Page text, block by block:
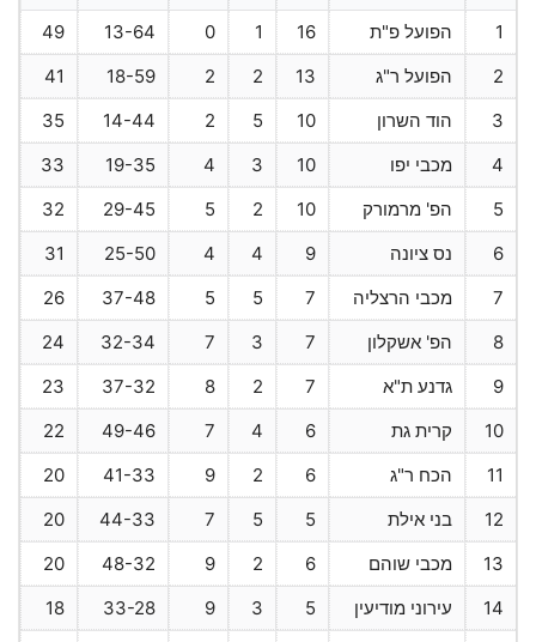
1 הפועל פ"ת 16
1
0
13-64
49
2
הפועל ר"ג 13
2
2
18-59
41
3
הוד השרון 10
5
2
14-44
35
4
מכבי יפו 10
3
4
19-35
33
5
הפ' מרמורק 10
2
5
29-45
32
6
נס ציונה 9
4
4
25-50
31
7
מכבי הרצליה 7
5
5
37-48
26
8
הפ' אשקלון 7
3
7
32-34
24
9
גדנע ת"א 7
2
8
37-32
23
10
קרית גת 6
4
7
49-46
22
11
הכח ר"ג 6
2
9
41-33
20
12
בני אילת 5
5
7
44-33
20
13
מכבי שוהם 6
2
9
48-32
20
14
עירוני מודיעין 5
3
9
33-28
18